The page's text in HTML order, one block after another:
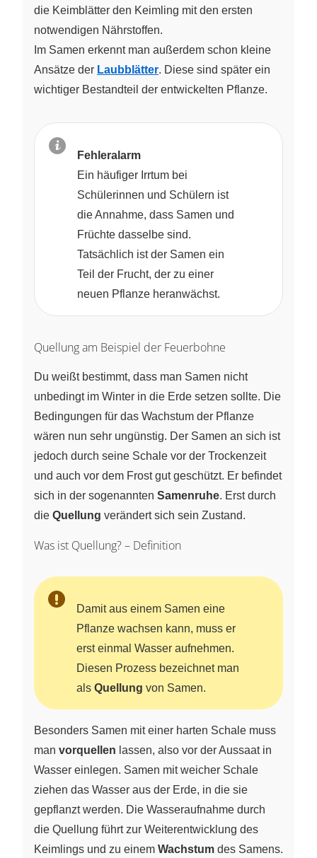
die Keimblätter den Keimling mit den ersten
notwendigen Nährstoffen.
Im Samen erkennt man außerdem schon kleine
Ansätze der Laubblätter. Diese sind später ein
wichtiger Bestandteil der entwickelten Pflanze.
Fehleralarm
Ein häufiger Irrtum bei
Schülerinnen und Schülern ist
die Annahme, dass Samen und
Früchte dasselbe sind.
Tatsächlich ist der Samen ein
Teil der Frucht, der zu einer
neuen Pflanze heranwächst.
Quellung am Beispiel der Feuerbohne
Du weißt bestimmt, dass man Samen nicht
unbedingt im Winter in die Erde setzen sollte. Die
Bedingungen für das Wachstum der Pflanze
wären nun sehr ungünstig. Der Samen an sich ist
jedoch durch seine Schale vor der Trockenzeit
und auch vor dem Frost gut geschützt. Er befindet
sich in der sogenannten Samenruhe. Erst durch
die Quellung verändert sich sein Zustand.
Was ist Quellung? – Definition
Damit aus einem Samen eine
Pflanze wachsen kann, muss er
erst einmal Wasser aufnehmen.
Diesen Prozess bezeichnet man
als Quellung von Samen.
Besonders Samen mit einer harten Schale muss
man vorquellen lassen, also vor der Aussaat in
Wasser einlegen. Samen mit weicher Schale
ziehen das Wasser aus der Erde, in die sie
gepflanzt werden. Die Wasseraufnahme durch
die Quellung führt zur Weiterentwicklung des
Keimlings und zu einem Wachstum des Samens.